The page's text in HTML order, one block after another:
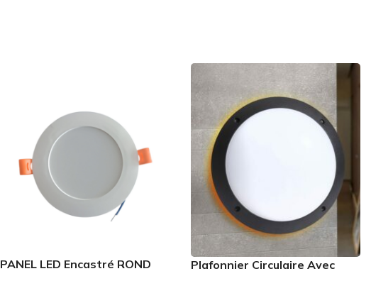
PANEL LED Encastré ROND
Plafonnier Circulaire Avec